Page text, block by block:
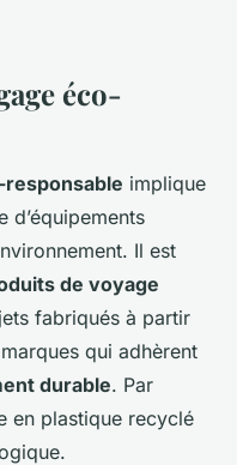
éco-
responsable implique
d’équipements
Il est
de voyage
fabriqués à partir
qui adhèrent
durable. Par
en plastique recyclé